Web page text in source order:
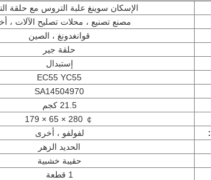
الإسكان سوينغ علبة التروس مع حلقة
مصنع تصنيع ، محلات تصليح الآلات ،
قوانغدونغ ، الصين
حلقة جير
إستبدال
EC55 YC55
SA14504970
21.5 كجم
￠ 280 × 65 × 179
لفولفو ، أخرى
الحديد الزهر
حقيبة خشبية
1 قطعة